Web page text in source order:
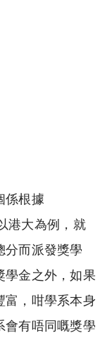
係根據
港大為例，就
分而派發獎學
學金之外，如果
富，咁學系本身
會有唔同嘅獎學